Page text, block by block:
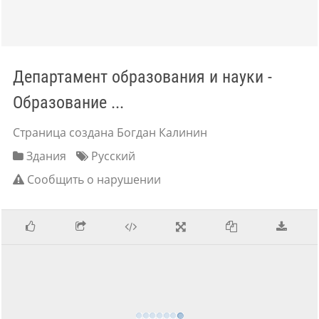
Департамент образования и науки -
Образование ...
Страница создана Богдан Калинин
Здания
Русский
Сообщить о нарушении